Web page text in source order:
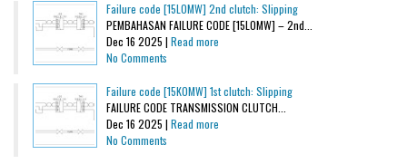
Failure code [15L0MW] 2nd clutch: Slipping
PEMBAHASAN FAILURE CODE [15L0MW] – 2nd...
Dec 16 2025 | Read more
No Comments
Failure code [15K0MW] 1st clutch: Slipping
FAILURE CODE TRANSMISSION CLUTCH...
Dec 16 2025 | Read more
No Comments